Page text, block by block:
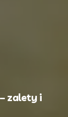
zalety i